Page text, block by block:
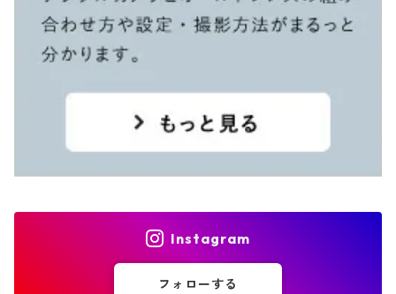
Instagram
フォローする